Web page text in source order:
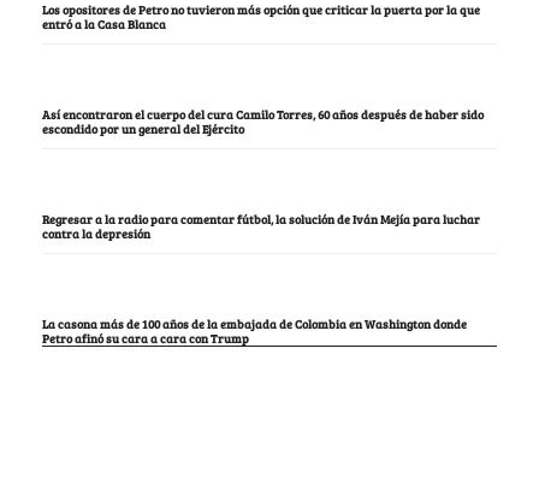
Los opositores de Petro no tuvieron más opción que criticar la puerta por la que
entró a la Casa Blanca
Así encontraron el cuerpo del cura Camilo Torres, 60 años después de haber sido
escondido por un general del Ejército
Regresar a la radio para comentar fútbol, la solución de Iván Mejía para luchar
contra la depresión
La casona más de 100 años de la embajada de Colombia en Washington donde
Petro afinó su cara a cara con Trump